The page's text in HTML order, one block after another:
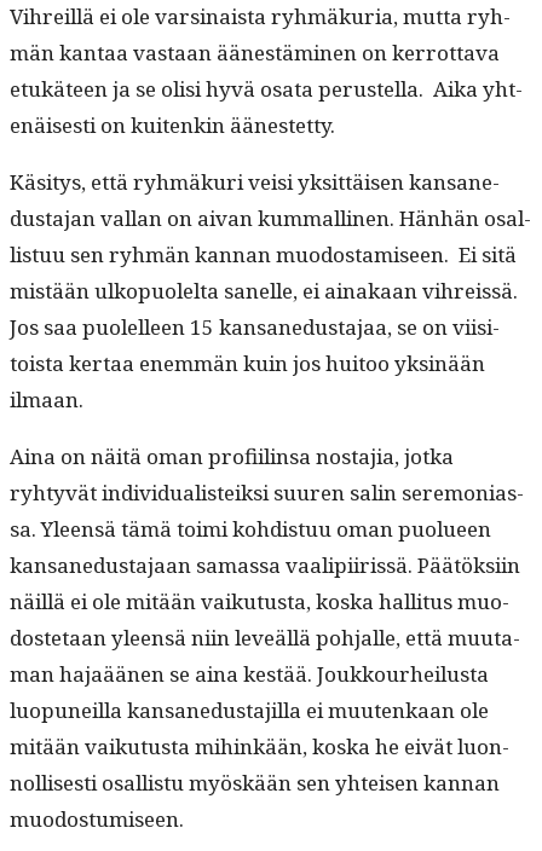
Vihreil­lä ei ole varsi­naista ryh­mäkuria, mut­ta ryh­
män kan­taa vas­taan äänestämi­nen on ker­rot­ta­va
etukä­teen ja se olisi hyvä osa­ta perustel­la. Aika yht­
enäis­es­ti on kuitenkin äänestetty.
Käsi­tys, että ryh­mäkuri veisi yksit­täisen kansane­
dus­ta­jan val­lan on aivan kum­malli­nen. Hän­hän osal­
lis­tuu sen ryh­män kan­nan muo­dostamiseen. Ei sitä
mis­tään ulkop­uolelta sanelle, ei ainakaan vihreis­sä.
Jos saa puolelleen 15 kansane­dus­ta­jaa, se on viisi­
toista ker­taa enem­män kuin jos huitoo yksinään
ilmaan.
Aina on näitä oman profi­ilin­sa nos­ta­jia, jot­ka
ryhtyvät indi­vid­u­al­is­teik­si suuren salin ser­e­mo­ni­as­
sa. Yleen­sä tämä toi­mi kohdis­tuu oman puolueen
kansane­dus­ta­jaan samas­sa vaalipi­iris­sä. Päätök­si­in
näil­lä ei ole mitään vaiku­tus­ta, kos­ka hal­li­tus muo­
doste­taan yleen­sä niin lev­eäl­lä poh­jalle, että muu­ta­
man hajaää­nen se aina kestää. Joukkourheilus­ta
luop­uneil­la kansane­dus­ta­jil­la ei muutenkaan ole
mitään vaiku­tus­ta mihinkään, kos­ka he eivät luon­
nol­lis­es­ti osal­lis­tu myöskään sen yhteisen kan­nan
muodostumiseen.